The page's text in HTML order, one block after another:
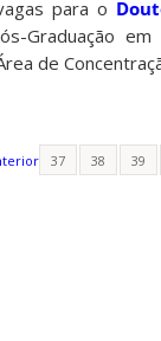
para o
Graduação em
de
37 38 39